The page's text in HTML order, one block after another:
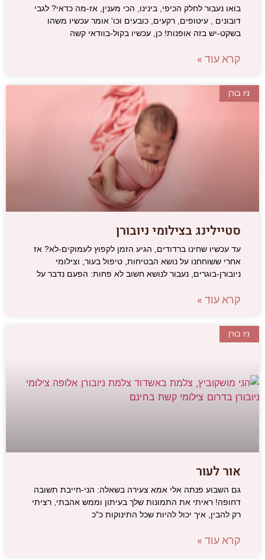
בואו נעבור לחלק הכיפי, בינינו, הכי מענין, אז-מה כדאי? לגבי
דובונים , עיטופים, רקעים, כובעים וכו' אומר עכשיו משהו
בשקט-יש בזה אופנות! כן, עכשיו בקול-בוודאי קשה
קרא עוד »
ניו בורן
סטיילינג בצילומי ניובורן
עד עכשיו שחינו ברדודים, הגיע הזמן לקפוץ לעמוקים-לא? אז
אחרי ששוחחנו על נושא הבטיחות, טיפול בעור, וצילומי
ניובורן-בוגרים, נעבור לנושא חשוב לא פחות: הפעם נדבר על
קרא עוד »
ניו בורן
אור לעור
גם השבוע פנתה אלי אמא צעירה בשאלה: הני-חייבת תשובה
דחופה! ראיתי את התמונות שלך בעיתון וממש אהבתי, רציתי
רק להבין, איך יכול להיות שכל התינוקות כ"כ
קרא עוד »